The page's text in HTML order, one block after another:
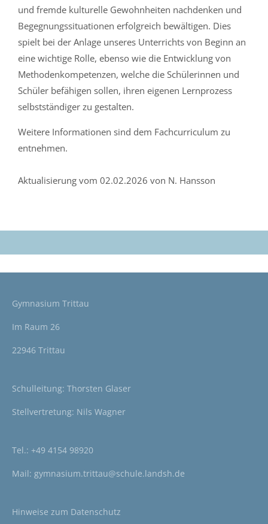
und fremde kulturelle Gewohnheiten nachdenken und
Begegnungssituationen erfolgreich bewältigen. Dies
spielt bei der Anlage unseres Unterrichts von Beginn an
eine wichtige Rolle, ebenso wie die Entwicklung von
Methodenkompetenzen, welche die Schülerinnen und
Schüler befähigen sollen, ihren eigenen Lernprozess
selbstständiger zu gestalten.
Weitere Informationen sind dem Fachcurriculum zu
entnehmen.
Aktualisierung vom 02.02.2026 von N. Hansson
Gymnasium Trittau
Im Raum 26
22946 Trittau
Schulleitung: Thorsten Glaser
Stellvertretung: Nils Wagner
Tel.: +49 4154 98920
Mail: gymnasium.trittau@schule.landsh.de
Hinweise zum Datenschutz